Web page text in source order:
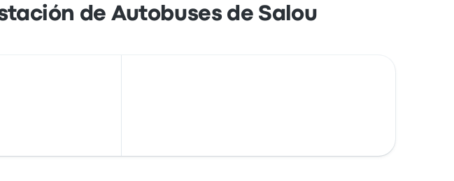
de Autobuses de Salou